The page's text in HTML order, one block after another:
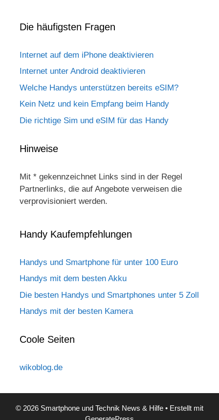
Die häufigsten Fragen
Internet auf dem iPhone deaktivieren
Internet unter Android deaktivieren
Welche Handys unterstützen bereits eSIM?
Kein Netz und kein Empfang beim Handy
Die richtige Sim und eSIM für das Handy
Hinweise
Mit * gekennzeichnet Links sind in der Regel
Partnerlinks, die auf Angebote verweisen die
verprovisioniert werden.
Handy Kaufempfehlungen
Handys und Smartphone für unter 100 Euro
Handys mit dem besten Akku
Die besten Handys und Smartphones unter 5 Zoll
Handys mit der besten Kamera
Coole Seiten
wikoblog.de
© 2026 Smartphone und Technik News & Hilfe • Erstellt mit